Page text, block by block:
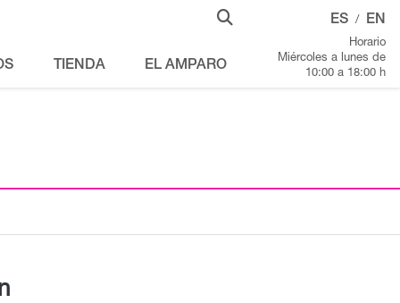
TIENDA EL AMPARO
ES / EN
Horario
Miércoles a lunes de
10:00 a 18:00 h